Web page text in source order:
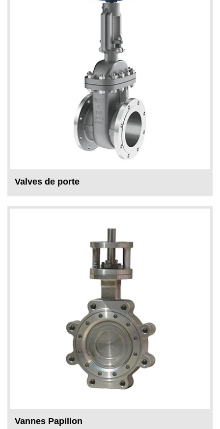
Valves de porte
Vannes Papillon